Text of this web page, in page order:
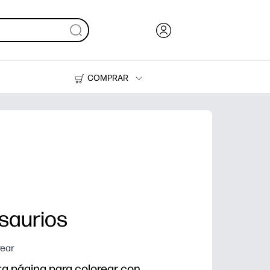
COMPRAR
Impresoras